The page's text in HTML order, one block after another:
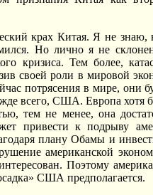
крах Китая. Я не знаю,
Но лично я не
кризиса. Тем более,
своей роли в мировой
потрясения в мире, они
всего, США. Европа хотя
тем не менее, она
привести к подрыву
плану Обамы и
американской
Поэтому
США предполагается.